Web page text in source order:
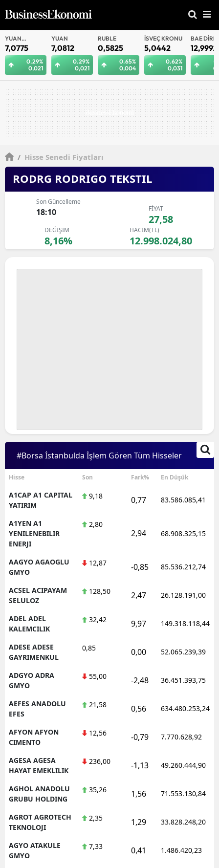
YUAN
OFFSHORE
7,0775
0.29%
0,021
YUAN
7,0812
0.29%
0,021
RUBLE
0,5825
0.65%
0,004
İSVEÇ KRONU
5,0442
0.62%
0,031
BAE
12,9992
/ Hisse Senedi Fiyatları
RODRG RODRIGO TEKSTIL
Son Güncelleme
18:10 FİYAT
27,58
DEĞİŞİM
8,16%
HACİM(TL)
12.998.024,80
#Borsa İstanbulda İşlem Gören Tüm Hisseler
Hisse Son Fark% En Düşük
A1CAP A1 CAPITAL
YATIRIM
9,18 0,77 83.586.085,41
A1YEN A1
YENILENEBILIR
ENERJI
2,80
2,94 68.908.325,15
AAGYO AGAOGLU
GMYO
12,87 -0,85 85.536.212,74
ACSEL ACIPAYAM
SELULOZ
128,50 2,47 26.128.191,00
ADEL ADEL
KALEMCILIK
32,42 9,97 149.318.118,44
ADESE ADESE
GAYRIMENKUL
0,85 0,00 52.065.239,39
ADGYO ADRA
GMYO
55,00 -2,48 36.451.393,75
AEFES ANADOLU
EFES
21,58 0,56 634.480.253,24
AFYON AFYON
CIMENTO
12,56 -0,79 7.770.628,92
AGESA AGESA
HAYAT EMEKLILIK
236,00 -1,13 49.260.444,90
AGHOL ANADOLU
GRUBU HOLDING
35,26 1,56 71.553.130,84
AGROT AGROTECH
TEKNOLOJI
2,35 1,29 33.828.248,20
AGYO ATAKULE
GMYO
7,33 0,41 1.486.420,23